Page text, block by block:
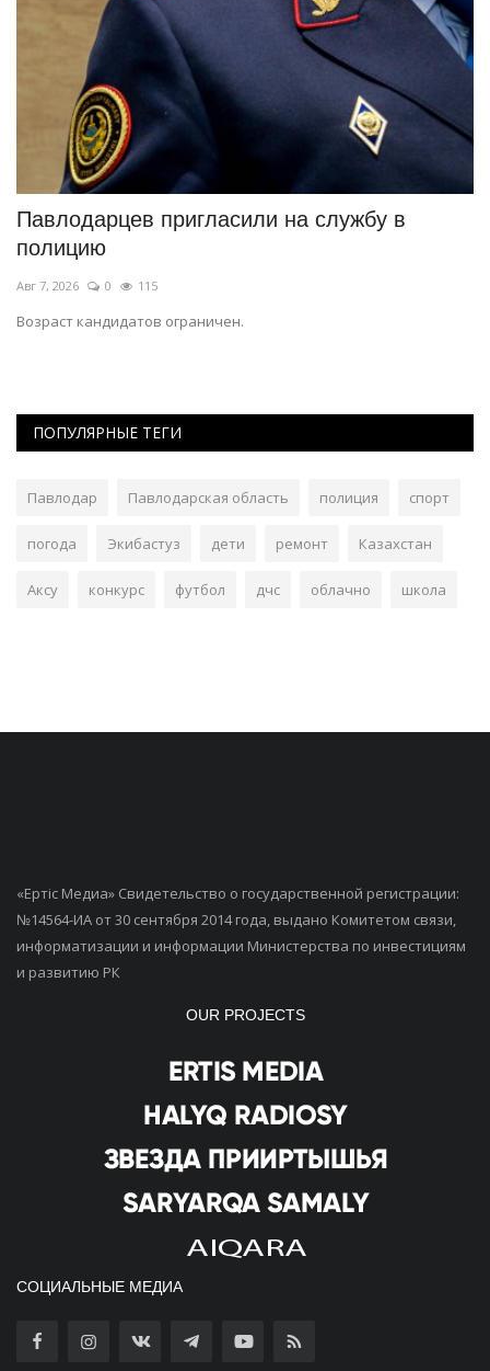
Павлодарцев пригласили на службу в
полицию
Авг 7, 2026 0 115
Возраст кандидатов ограничен.
ПОПУЛЯРНЫЕ ТЕГИ
Павлодар Павлодарская область полиция спорт
погода Экибастуз дети ремонт Казахстан
Аксу конкурс футбол дчс облачно школа
«Ертiс Медиа» Свидетельство о государственной регистрации:
№14564-ИА от 30 сентября 2014 года, выдано Комитетом связи,
информатизации и информации Министерства по инвестициям
и развитию РК
OUR PROJECTS
СОЦИАЛЬНЫЕ МЕДИА